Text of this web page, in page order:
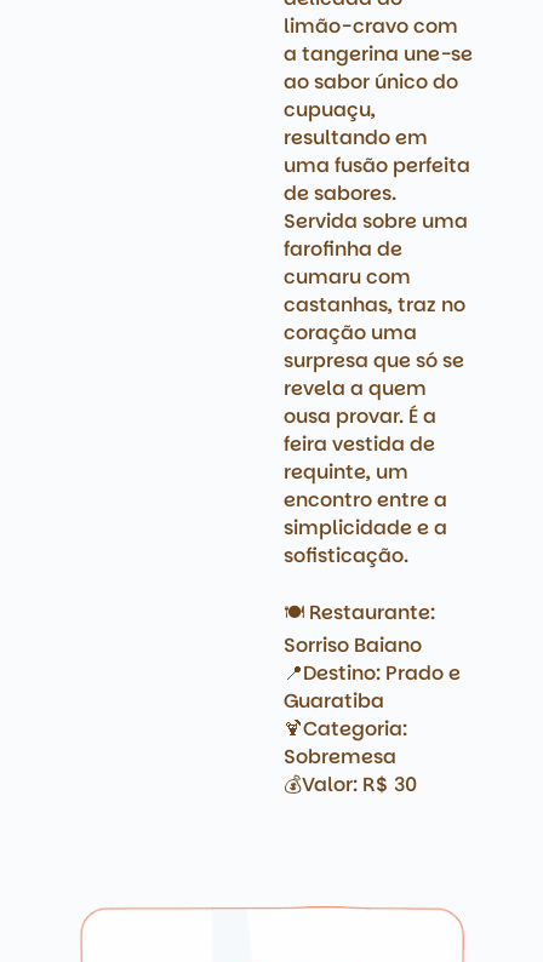
limão-cravo com
a tangerina une-se
ao sabor único do
cupuaçu,
resultando em
uma fusão perfeita
de sabores.
Servida sobre uma
farofinha de
cumaru com
castanhas, traz no
coração uma
surpresa que só se
revela a quem
ousa provar. É a
feira vestida de
requinte, um
encontro entre a
simplicidade e a
sofisticação.
🍽️ Restaurante:
Sorriso Baiano
📍Destino: Prado e
Guaratiba
🍹Categoria:
Sobremesa
💰Valor: R$ 30